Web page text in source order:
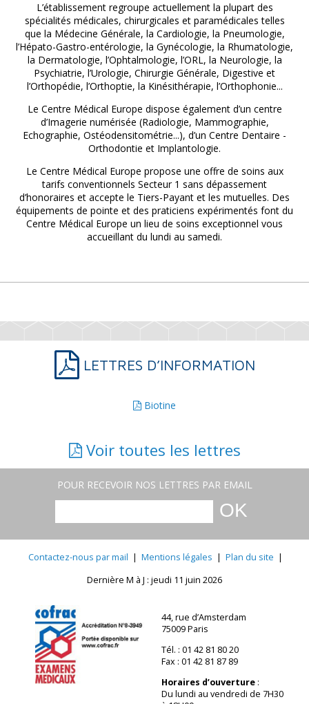
L’établissement regroupe actuellement la plupart des
spécialités médicales, chirurgicales et paramédicales telles
que la Médecine Générale, la Cardiologie, la Pneumologie,
l’Hépato-Gastro-entérologie, la Gynécologie, la Rhumatologie,
la Dermatologie, l’Ophtalmologie, l’ORL, la Neurologie, la
Psychiatrie, l’Urologie, Chirurgie Générale, Digestive et
l’Orthopédie, l’Orthoptie, la Kinésithérapie, l’Orthophonie...
Le Centre Médical Europe dispose également d’un centre
d’Imagerie numérisée (Radiologie, Mammographie,
Echographie, Ostéodensitométrie...), d’un Centre Dentaire -
Orthodontie et Implantologie.
Le Centre Médical Europe propose une offre de soins aux
tarifs conventionnels Secteur 1 sans dépassement
d’honoraires et accepte le Tiers-Payant et les mutuelles. Des
équipements de pointe et des praticiens expérimentés font du
Centre Médical Europe un lieu de soins exceptionnel vous
accueillant du lundi au samedi.
LETTRES D’INFORMATION
Biotine
Voir toutes les lettres
POUR RECEVOIR NOS LETTRES PAR EMAIL
Contactez-nous par mail | Mentions légales | Plan du site |
Dernière M à J : jeudi 11 juin 2026
44, rue d’Amsterdam
75009 Paris
Tél. : 01 42 81 80 20
Fax : 01 42 81 87 89
Horaires d’ouverture:
Du lundi au vendredi de 7H30